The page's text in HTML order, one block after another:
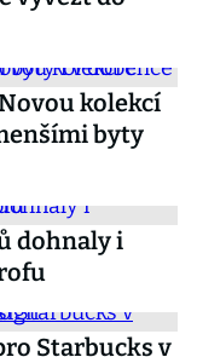
kolekcí
byty
dohnaly i
Starbucks v